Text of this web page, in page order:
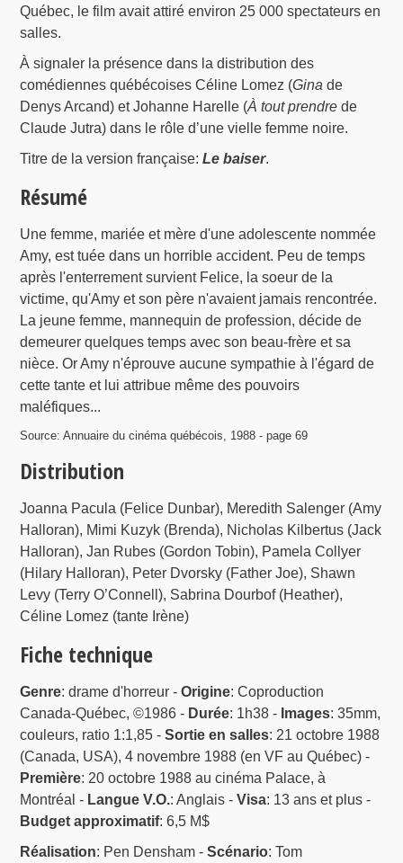
Québec, le film avait attiré environ 25 000 spectateurs en
salles.
À signaler la présence dans la distribution des
comédiennes québécoises Céline Lomez (Gina de
Denys Arcand) et Johanne Harelle (À tout prendre de
Claude Jutra) dans le rôle d’une vielle femme noire.
Titre de la version française:Le baiser.
Résumé
Une femme, mariée et mère d'une adolescente nommée
Amy, est tuée dans un horrible accident. Peu de temps
après l'enterrement survient Felice, la soeur de la
victime, qu'Amy et son père n'avaient jamais rencontrée.
La jeune femme, mannequin de profession, décide de
demeurer quelques temps avec son beau-frère et sa
nièce. Or Amy n'éprouve aucune sympathie à l'égard de
cette tante et lui attribue même des pouvoirs
maléfiques...
Source: Annuaire du cinéma québécois, 1988 - page 69
Distribution
Joanna Pacula (Felice Dunbar), Meredith Salenger (Amy
Halloran), Mimi Kuzyk (Brenda), Nicholas Kilbertus (Jack
Halloran), Jan Rubes (Gordon Tobin), Pamela Collyer
(Hilary Halloran), Peter Dvorsky (Father Joe), Shawn
Levy (Terry O’Connell), Sabrina Dourbof (Heather),
Céline Lomez (tante Irène)
Fiche technique
Genre: drame d'horreur -Origine: Coproduction
Canada-Québec, ©1986 - Durée: 1h38 - Images: 35mm,
couleurs, ratio 1:1,85 -Sortie en salles: 21 octobre 1988
(Canada, USA), 4 novembre 1988 (en VF au Québec) -
Première: 20 octobre 1988 au cinéma Palace, à
Montréal - Langue V.O.: Anglais -Visa: 13 ans et plus -
Budget approximatif: 6,5 M$
Réalisation: Pen Densham -Scénario: Tom